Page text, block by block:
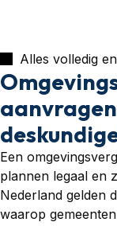
Alles volledig
Een
plannen legaal en
Nederland gelden
waarop